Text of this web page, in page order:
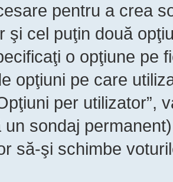
pentru a crea
şi cel puţin două
o opţiune pe
opţiuni pe care
per utilizator”,
sondaj
să-şi schimbe